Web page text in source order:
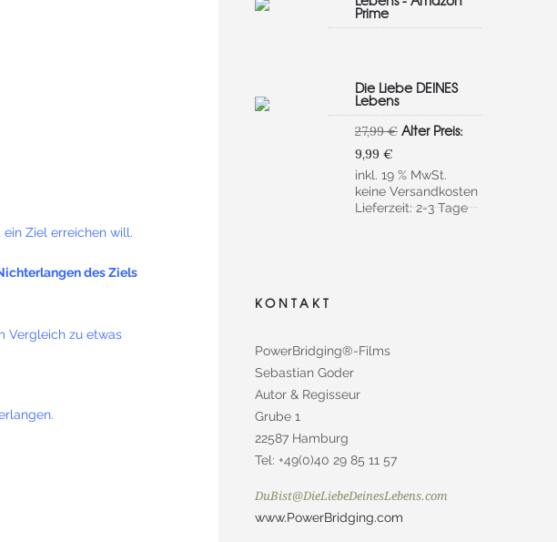
Ziel erreichen will.
des Ziels
Vergleich zu etwas
Prime
Die Liebe DEINES
Lebens
27,99€ Ursprünglicher
27,99 €
Alter Preis:
9,99 €
Preis
ist:
9,99 €.
inkl. 19 % MwSt.
keine Versandkosten
Lieferzeit:2-3 Tage
KONTAKT
PowerBridging®-Films
Sebastian Goder
Autor & Regisseur
Grube 1
22587 Hamburg
Tel: +49(0)40 29 85 11 57
DuBist@DieLiebeDeinesLebens.com
www.PowerBridging.com